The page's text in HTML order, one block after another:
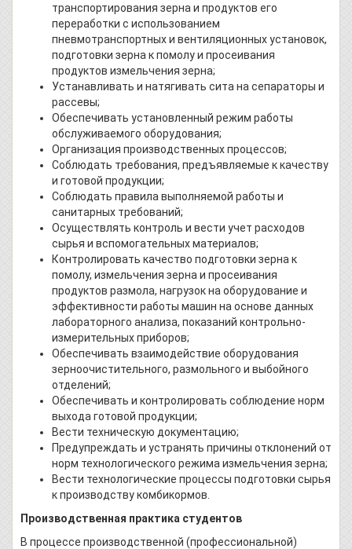
транспортирования зерна и продуктов его
переработки с использованием
пневмотранспортных и вентиляционных установок,
подготовки зерна к помолу и просеивания
продуктов измельчения зерна;
Устанавливать и натягивать сита на сепараторы и
рассевы;
Обеспечивать установленный режим работы
обслуживаемого оборудования;
Организация производственных процессов;
Соблюдать требования, предъявляемые к качеству
и готовой продукции;
Соблюдать правила выполняемой работы и
санитарных требований;
Осуществлять контроль и вести учет расходов
сырья и вспомогательных материалов;
Контролировать качество подготовки зерна к
помолу, измельчения зерна и просеивания
продуктов размола, нагрузок на оборудование и
эффективности работы машин на основе данных
лабораторного анализа, показаний контрольно-
измерительных приборов;
Обеспечивать взаимодействие оборудования
зерноочистительного, размольного и выбойного
отделений;
Обеспечивать и контролировать соблюдение норм
выхода готовой продукции;
Вести техническую документацию;
Предупреждать и устранять причины отклонений от
норм технологического режима измельчения зерна;
Вести технологические процессы подготовки сырья
к производству комбикормов.
Производственная практика студентов
В процессе производственной (профессиональной)